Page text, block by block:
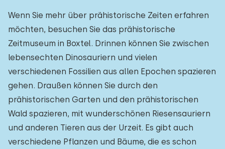
Wenn Sie mehr über prähistorische Zeiten erfahren
möchten, besuchen Sie das prähistorische
Zeitmuseum in Boxtel. Drinnen können Sie zwischen
lebensechten Dinosauriern und vielen
verschiedenen Fossilien aus allen Epochen spazieren
gehen. Draußen können Sie durch den
prähistorischen Garten und den prähistorischen
Wald spazieren, mit wunderschönen Riesensauriern
und anderen Tieren aus der Urzeit. Es gibt auch
verschiedene Pflanzen und Bäume, die es schon